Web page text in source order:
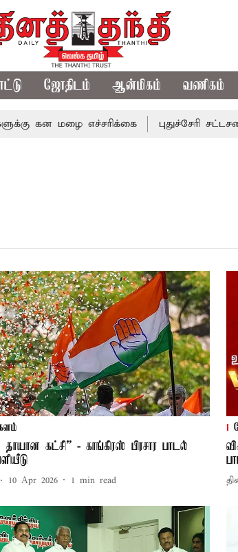
ஜோதிடம் ஆன்மிகம் வணிகம்
கன மழை எச்சரிக்கை புதுச்சேரி
தாயான கட்சி” - காங்கிரஸ் பிரசார பாடல்
10 Apr 2026 1 min read